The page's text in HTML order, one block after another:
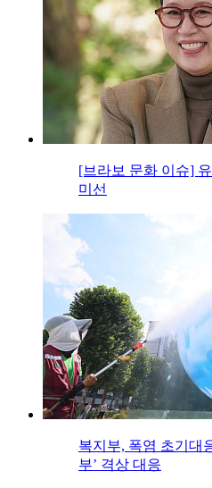
[브라보 문화 이슈]
미선
복지부, 폭염 초기대
부’ 격상 대응